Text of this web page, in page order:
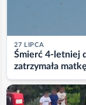
27 LIPCA
Śmierć 4-letniej
zatrzymała matkę